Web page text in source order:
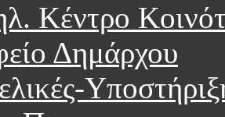
Κέντρο
Δημάρχου